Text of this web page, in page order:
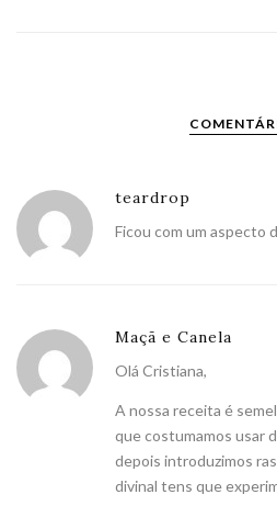
teardrop
Ficou com um aspecto
Maçã e Canela
Olá Cristiana,
A nossa receita é
que costumamos usar
depois introduzimos
divinal tens que